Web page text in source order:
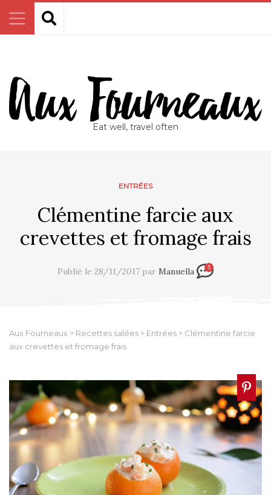
Eat well, travel often
ENTRÉES
Clémentine farcie aux
crevettes et fromage frais
Publié le 28/11/2017 par Manuella 5
Aux Fourneaux > Recettes salées > Entrées > Clémentine farcie
aux crevettes et fromage frais